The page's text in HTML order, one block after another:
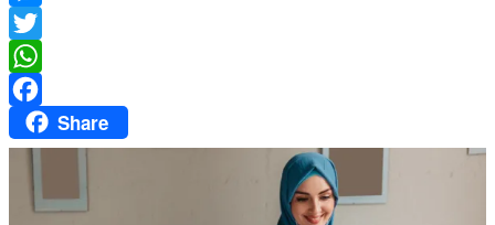
Messenger
Twitter
WhatsApp
FacebookShare